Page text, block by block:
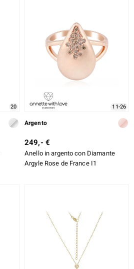
20 11-26
Argento
249,- €
Anello in argento con Diamante
Argyle Rose de France I1